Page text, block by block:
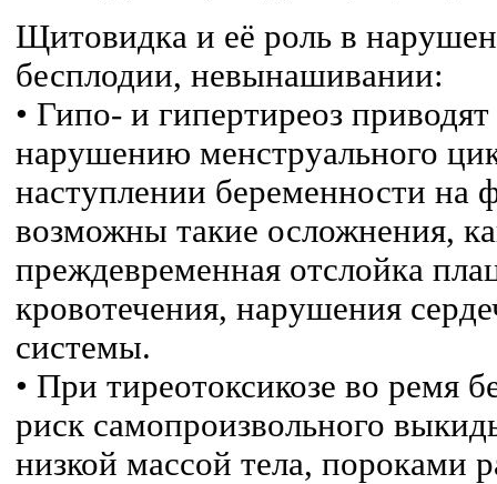
Щитовидка и её роль в
бесплодии, невынашивании:
• Гипо- и гипертиреоз
нарушению менструального
наступлении беременности на
возможны такие осложнения,
преждевременная отслойка
кровотечения, нарушения
системы.
• При тиреотоксикозе во ремя
риск самопроизвольного
низкой массой тела, пороками